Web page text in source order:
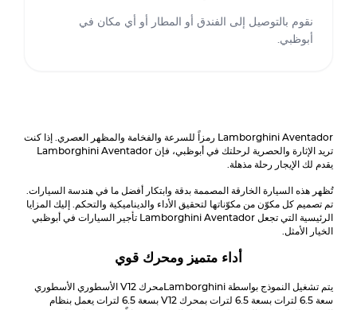
نقوم بالتوصيل إلى الفندق أو المطار أو أي مكان في
أبوظبي.
Lamborghini Aventador
رمزاً للسرعة والفخامة والمظهر العصري. إذا كنت
تريد الإثارة والحصرية لرحلتك في أبوظبي، فإن
Lamborghini Aventador
يقدم لك الإيجار رحلة مذهلة.
تُظهر هذه السيارة الخارقة المصممة بدقة وابتكار أفضل ما في هندسة السيارات.
تم تصميم كل مكوّن من مكوّناتها لتحقيق الأداء والديناميكية والتحكم. إليك المزايا
الرئيسية التي تجعل
Lamborghini Aventador
تأجير السيارات في أبوظبي
الخيار الأمثل.
أداء متميز ومحرك قوي
يتم تشغيل النموذج بواسطة Lamborghini
محرك V12 الأسطوري الأسطوري
سعة 6.5 لترات بسعة 6.5 لترات بمحرك V12 بسعة 6.5 لترات يعمل بنظام